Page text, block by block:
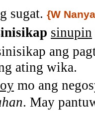
sugat. {W
sinupin
ang
ating wika.
mo ang
. May